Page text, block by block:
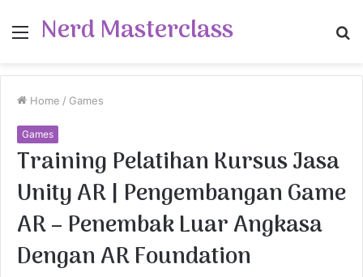
Menu
Nerd Masterclass
Home / Games
Games
Training Pelatihan Kursus Jasa
Unity AR | Pengembangan Game
AR – Penembak Luar Angkasa
Dengan AR Foundation